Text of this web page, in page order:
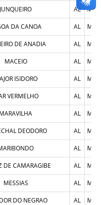
JUNQUEIRO AL
DA CANOA AL
DE ANADIA AL
MACEIO AL
ISIDORO AL
VERMELHO AL
MARAVILHA AL
DEODORO AL
AL
DE CAMARAGIBE AL
MESSIAS AL
DO NEGRAO AL